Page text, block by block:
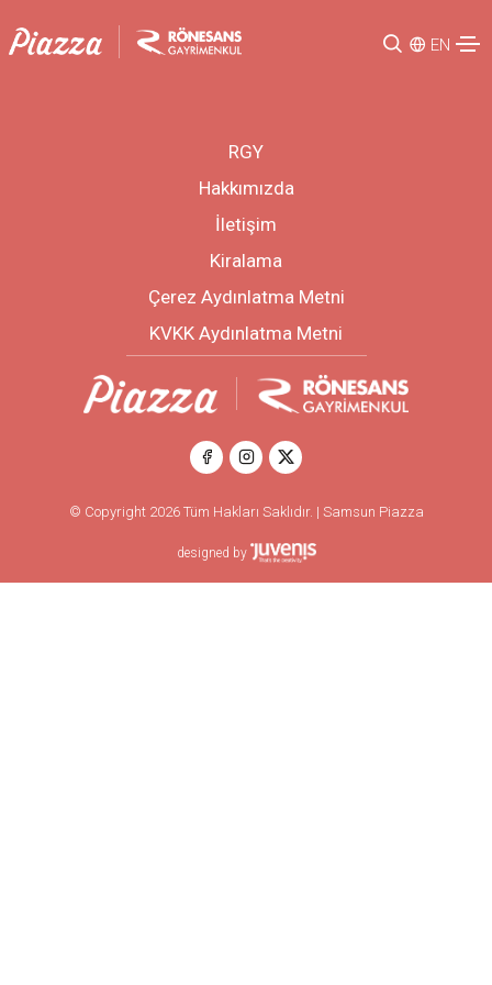
EN
RGY
Hakkımızda
İletişim
Kiralama
Çerez Aydınlatma Metni
KVKK Aydınlatma Metni
© Copyright 2026 Tüm Hakları Saklıdır. | Samsun Piazza
designed by